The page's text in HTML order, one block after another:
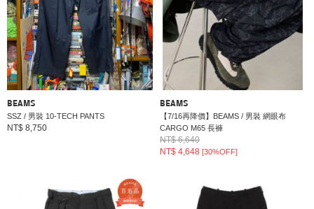
BEAMS
SSZ / 男裝 10-TECH PANTS
NT$ 8,750
BEAMS
【7/16再降價】BEAMS / 男裝 網眼布
CARGO M65 長褲
NT$ 6,640
NT$ 4,648[30%OFF]